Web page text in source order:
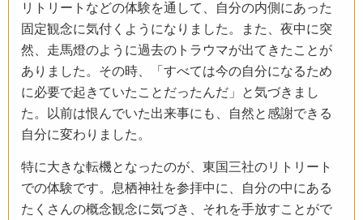
リトリートなどの体験を通して、自分の内側にあった
固定観念に気付くようになりました。また、夜中に突
然、走馬燈のように過去のトラウマが出てきたことが
ありました。その時、「すべては今の自分になるため
に必要で起きていたことだったんだ」と気づきまし
た。以前は恨んでいた出来事にも、自然と感謝できる
自分に変わりました。
特に大きな転機となったのが、東国三社のリトリート
での体験です。息栖神社を参拝中に、自分の中にある
たくさんの概念観念に気づき、それを手放すことがで